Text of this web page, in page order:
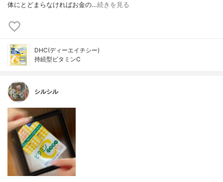
体にとどまらなければお金の…続きを見る
DHC(ディーエイチシー)
持続型ビタミンC
シルシル